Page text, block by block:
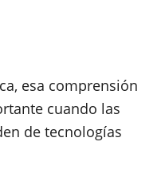
esa comprensión
cuando las
de tecnologías